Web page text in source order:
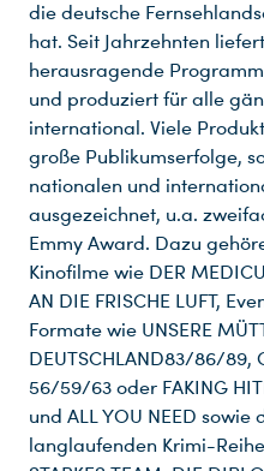
die deutsche
hat. Seit Jahrzehnten
herausragende
und produziert für alle
international. Viele
große Publikumserfolge,
nationalen und
ausgezeichnet, u.a.
Emmy Award. Dazu
Kinofilme wie DER
AN DIE FRISCHE LUFT,
Formate wie UNSERE
DEUTSCHLAND83/86/89,
56/59/63 oder FAKING
und ALL YOU NEED
langlaufenden Krimi-